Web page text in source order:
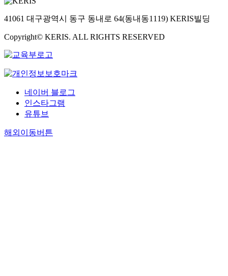
41061 대구광역시 동구 동내로 64(동내동1119) KERIS빌딩
Copyright© KERIS. ALL RIGHTS RESERVED
네이버 블로그
인스타그램
유튜브
해외이동버튼